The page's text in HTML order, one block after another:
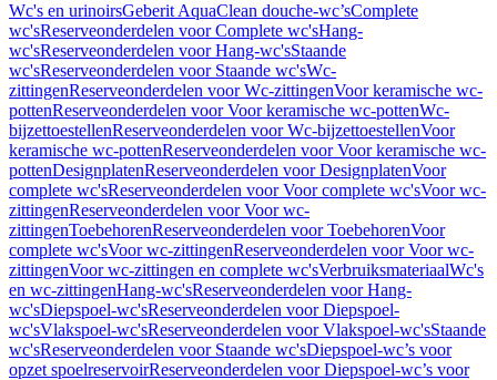
Wc's en urinoirsGeberit AquaClean douche-wc’sComplete
wc'sReserveonderdelen voor Complete wc'sHang-
wc'sReserveonderdelen voor Hang-wc'sStaande
wc'sReserveonderdelen voor Staande wc'sWc-
zittingenReserveonderdelen voor Wc-zittingenVoor keramische wc-
pottenReserveonderdelen voor Voor keramische wc-pottenWc-
bijzettoestellenReserveonderdelen voor Wc-bijzettoestellenVoor
keramische wc-pottenReserveonderdelen voor Voor keramische wc-
pottenDesignplatenReserveonderdelen voor DesignplatenVoor
complete wc'sReserveonderdelen voor Voor complete wc'sVoor wc-
zittingenReserveonderdelen voor Voor wc-
zittingenToebehorenReserveonderdelen voor ToebehorenVoor
complete wc'sVoor wc-zittingenReserveonderdelen voor Voor wc-
zittingenVoor wc-zittingen en complete wc'sVerbruiksmateriaalWc's
en wc-zittingenHang-wc'sReserveonderdelen voor Hang-
wc'sDiepspoel-wc'sReserveonderdelen voor Diepspoel-
wc'sVlakspoel-wc'sReserveonderdelen voor Vlakspoel-wc'sStaande
wc'sReserveonderdelen voor Staande wc'sDiepspoel-wc’s voor
opzet spoelreservoirReserveonderdelen voor Diepspoel-wc’s voor